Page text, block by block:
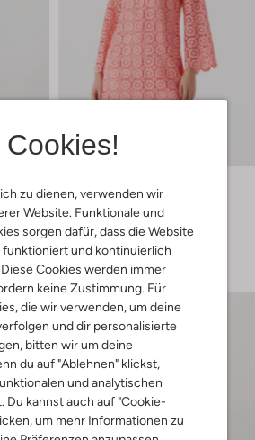
Cookies!
zu dienen, verwenden wir
Website. Funktionale und
sorgen dafür, dass die Website
und kontinuierlich
Cookies werden immer
keine Zustimmung. Für
die wir verwenden, um deine
und dir personalisierte
bitten wir um deine
du auf "Ablehnen" klickst,
und analytischen
Du kannst auch auf "Cookie-
um mehr Informationen zu
Letzter Artikel
-60%
Midikleid
€ 259,99 € 103,99